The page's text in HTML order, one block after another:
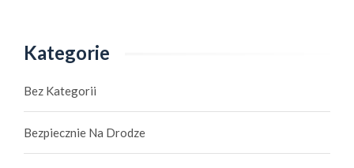
Kategorie
Bez Kategorii
Bezpiecznie Na Drodze